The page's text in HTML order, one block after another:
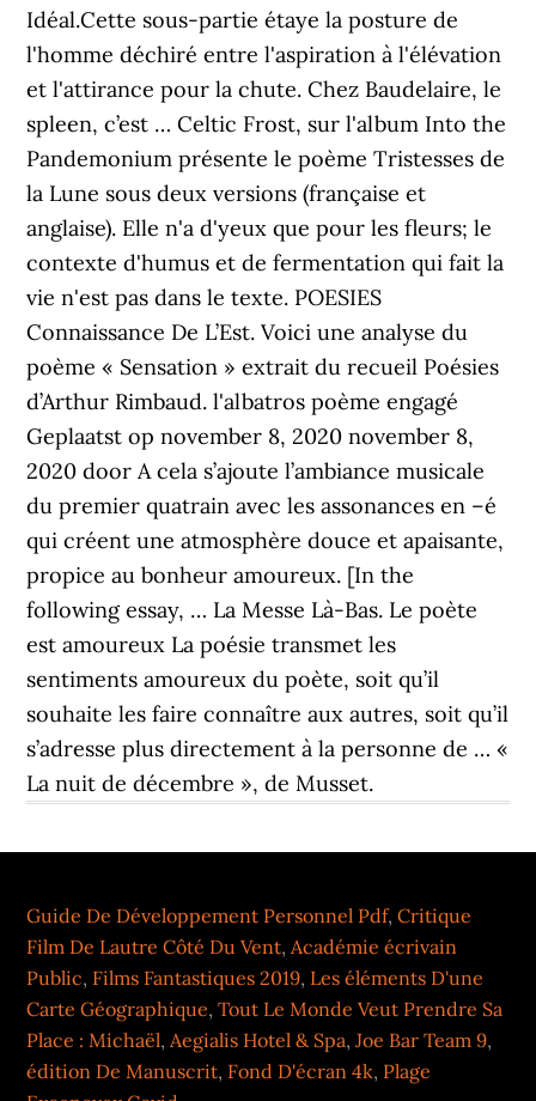
Idéal.Cette sous-partie étaye la posture de
l'homme déchiré entre l'aspiration à l'élévation
et l'attirance pour la chute. Chez Baudelaire, le
spleen, c’est … Celtic Frost, sur l'album Into the
Pandemonium présente le poème Tristesses de
la Lune sous deux versions (française et
anglaise). Elle n'a d'yeux que pour les fleurs; le
contexte d'humus et de fermentation qui fait la
vie n'est pas dans le texte. POESIES
Connaissance De L’Est. Voici une analyse du
poème « Sensation » extrait du recueil Poésies
d’Arthur Rimbaud. l'albatros poème engagé
Geplaatst op november 8, 2020 november 8,
2020 door A cela s’ajoute l’ambiance musicale
du premier quatrain avec les assonances en –é
qui créent une atmosphère douce et apaisante,
propice au bonheur amoureux. [In the
following essay, … La Messe Là-Bas. Le poète
est amoureux La poésie transmet les
sentiments amoureux du poète, soit qu’il
souhaite les faire connaître aux autres, soit qu’il
s’adresse plus directement à la personne de … «
La nuit de décembre », de Musset.
Guide De Développement Personnel Pdf,Critique
Film De Lautre Côté Du Vent,Académie écrivain
Public, Films Fantastiques 2019, Les éléments D'une
Carte Géographique,Tout Le Monde Veut Prendre Sa
Place : Michaël,Aegialis Hotel & Spa,Joe Bar Team 9,
édition De Manuscrit, Fond D'écran 4k, Plage